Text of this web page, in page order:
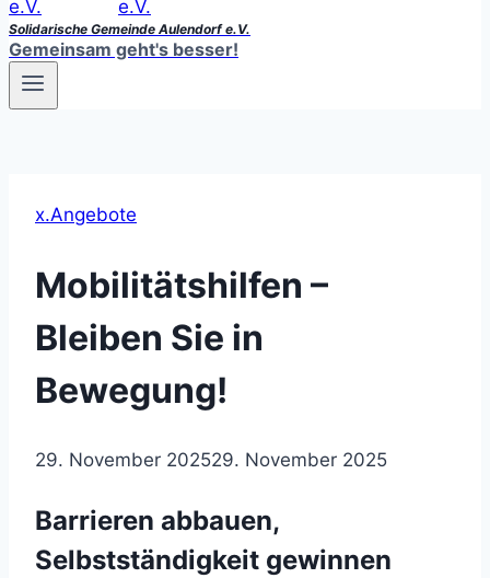
Solidarische Gemeinde Aulendorf e.V.
Gemeinsam geht's besser!
x.Angebote
Mobilitätshilfen –
Bleiben Sie in
Bewegung!
29. November 202529. November 2025
Barrieren abbauen,
Selbstständigkeit gewinnen